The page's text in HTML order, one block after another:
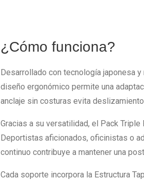
¿Cómo funciona?
Desarrollado con tecnología japonesa
diseño ergonómico permite una
anclaje sin costuras evita
Gracias a su versatilidad, el Pack
Deportistas aficionados, oficinistas o
continuo contribuye a mantener una
Cada soporte incorpora la Estructura